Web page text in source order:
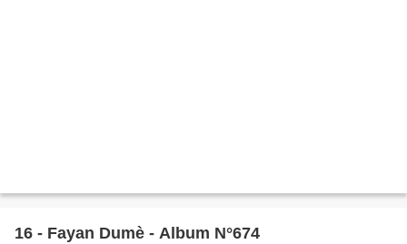
16 - Fayan Dumè - Album N°674